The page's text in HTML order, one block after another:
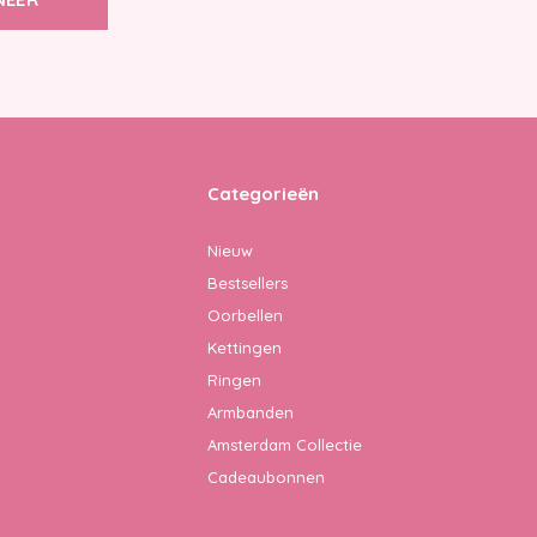
Categorieën
Nieuw
Bestsellers
Oorbellen
Kettingen
Ringen
Armbanden
Amsterdam Collectie
Cadeaubonnen